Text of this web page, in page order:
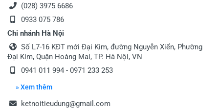
(028) 3975 6686
0933 075 786
Chi nhánh Hà Nội
Số L7-16 KĐT mới Đại Kim, đường Nguyễn Xiển, Phường
Đại Kim, Quận Hoàng Mai, TP. Hà Nội, VN
0941 011 994 - 0971 233 253
» Xem thêm
ketnoitieudung@gmail.com